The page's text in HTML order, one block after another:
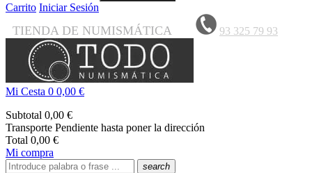
Carrito Iniciar Sesión
TIENDA DE NUMISMÁTICA 93 325 79 93
Mi Cesta 0 0,00 €
Subtotal 0,00 €
Transporte Pendiente hasta poner la dirección
Total 0,00 €
Mi compra
search